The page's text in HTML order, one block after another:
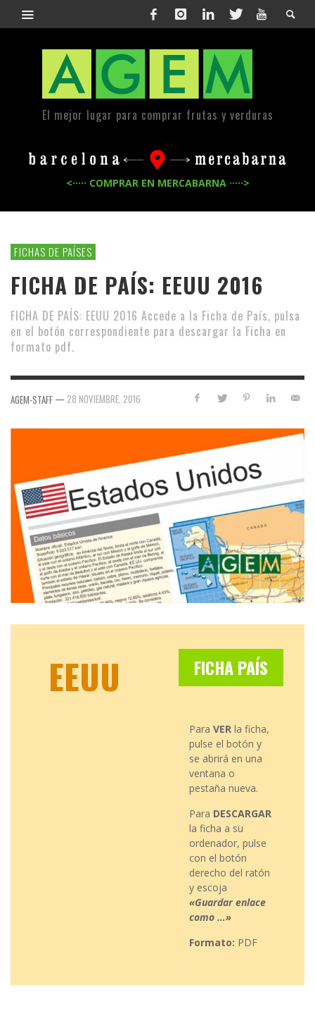
El mejor lugar para comprar frutas y verduras
<····· COMPRAR EN MERCABARNA ·····>
FICHAS DE PAÍSES
FICHA DE PAÍS: EEUU 2016
FICHA DE PAÍS: EEUU 2016 Accede a la Ficha de País, pulsa
en el botón correspondiente para descargar la Ficha en
formato pdf.
AGEM-STAFF — 28 NOVIEMBRE, 2016
EEUU FICHA PAÍS
Para VER la ficha,
pulse el botón y
se abrirá en una
ventana o
pestaña nueva.
Para DESCARGAR
la ficha a su
ordenador, pulse
con el botón
derecho del ratón
y escoja
«Guardar enlace
como …»
Formato: PDF